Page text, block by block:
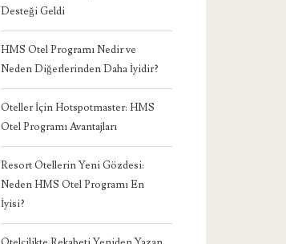
Desteği Geldi
HMS Otel Programı Nedir ve
Neden Diğerlerinden Daha İyidir?
Oteller İçin Hotspotmaster: HMS
Otel Programı Avantajları
Resort Otellerin Yeni Gözdesi:
Neden HMS Otel Programı En
İyisi?